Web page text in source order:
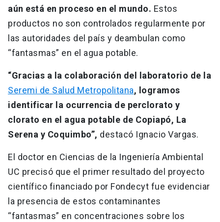
aún está en proceso en el mundo. Estos
productos no son controlados regularmente por
las autoridades del país y deambulan como
“fantasmas” en el agua potable.
“Gracias a la colaboración del laboratorio de la
Seremi de Salud Metropolitana, logramos
identificar la ocurrencia de perclorato y
clorato en el agua potable de Copiapó, La
Serena y Coquimbo”, destacó Ignacio Vargas.
El doctor en Ciencias de la Ingeniería Ambiental
UC precisó que el primer resultado del proyecto
científico financiado por Fondecyt fue evidenciar
la presencia de estos contaminantes
“fantasmas” en concentraciones sobre los